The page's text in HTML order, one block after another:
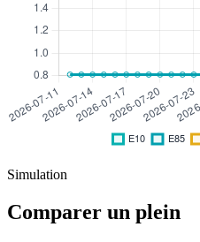
Simulation
Comparer un plein